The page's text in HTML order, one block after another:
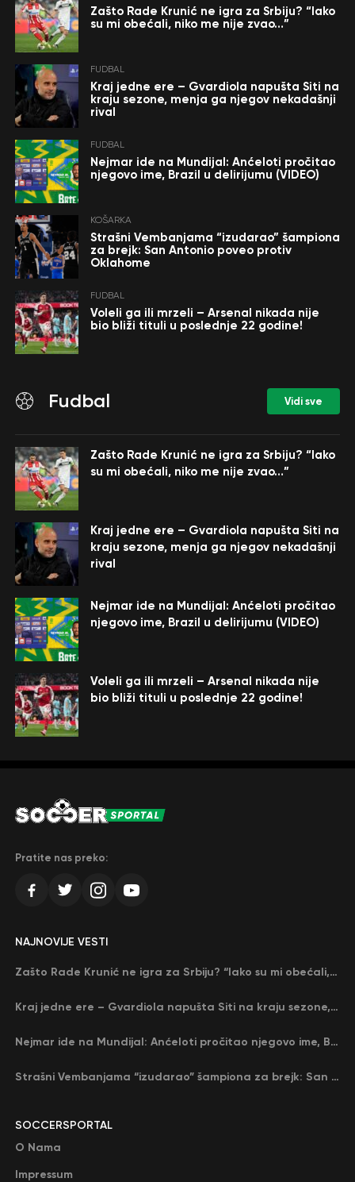
Zašto Rade Krunić ne igra za Srbiju? “Iako
su mi obećali, niko me nije zvao…”
FUDBAL
Kraj jedne ere – Gvardiola napušta Siti na
kraju sezone, menja ga njegov nekadašnji
rival
FUDBAL
Nejmar ide na Mundijal: Anćeloti pročitao
njegovo ime, Brazil u delirijumu (VIDEO)
KOŠARKA
Strašni Vembanjama “izudarao” šampiona
za brejk: San Antonio poveo protiv
Oklahome
FUDBAL
Voleli ga ili mrzeli – Arsenal nikada nije
bio bliži tituli u poslednje 22 godine!
Fudbal Vidi sve
Zašto Rade Krunić ne igra za Srbiju? “Iako
su mi obećali, niko me nije zvao…”
Kraj jedne ere – Gvardiola napušta Siti na
kraju sezone, menja ga njegov nekadašnji
rival
Nejmar ide na Mundijal: Anćeloti pročitao
njegovo ime, Brazil u delirijumu (VIDEO)
Voleli ga ili mrzeli – Arsenal nikada nije
bio bliži tituli u poslednje 22 godine!
Pratite nas preko:
SOCCERSPORTAL
O Nama
Impressum
NAJNOVIJE VESTI
Zašto Rade Krunić ne igra za Srbiju? “Iako su mi obećali, niko me nije zvao…”
Kraj jedne ere – Gvardiola napušta Siti na kraju sezone, menja ga njegov nekadašnji rival
Nejmar ide na Mundijal: Anćeloti pročitao njegovo ime, Brazil u delirijumu (VIDEO)
Strašni Vembanjama “izudarao” šampiona za brejk: San Antonio poveo protiv Oklahome